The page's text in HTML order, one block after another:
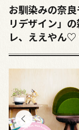
お馴染みの奈
リデザイン」
レ、ええやん♡